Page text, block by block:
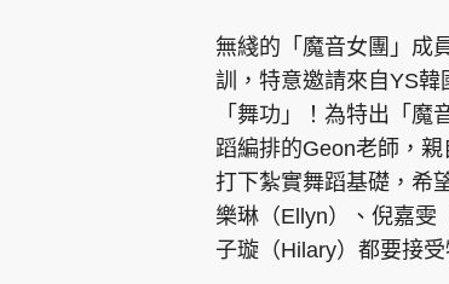
無綫的「魔音女團」成
訓，特意邀請來自YS
「舞功」！為特出「
蹈編排的Geon老師，
打下紮實舞蹈基礎，希
樂琳（Ellyn）、倪嘉雯
子璇（Hilary）都要接受